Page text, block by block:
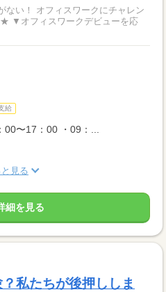
ない！ オフィスワークにチャレン
応
給
〜17：00 ・09：...
と見る
細を見る
私たちが後押ししま